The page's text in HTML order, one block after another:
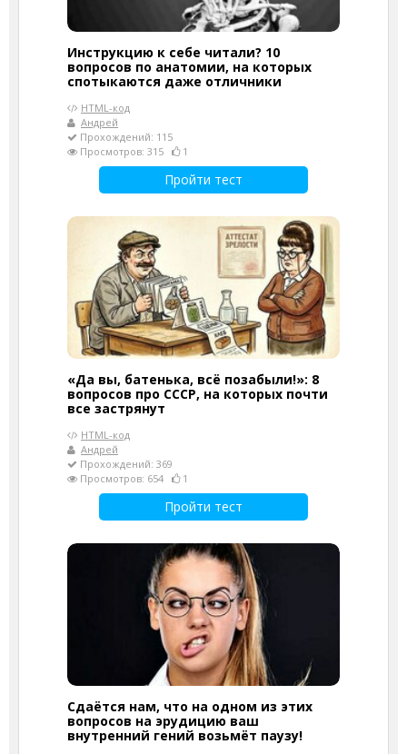
Инструкцию к себе читали? 10
вопросов по анатомии, на которых
спотыкаются даже отличники
HTML-код
Андрей
Прохождений: 115
Просмотров: 315
1
Пройти тест
«Да вы, батенька, всё позабыли!»: 8
вопросов про СССР, на которых почти
все застрянут
HTML-код
Андрей
Прохождений: 369
Просмотров: 654
1
Пройти тест
Сдаётся нам, что на одном из этих
вопросов на эрудицию ваш
внутренний гений возьмёт паузу!